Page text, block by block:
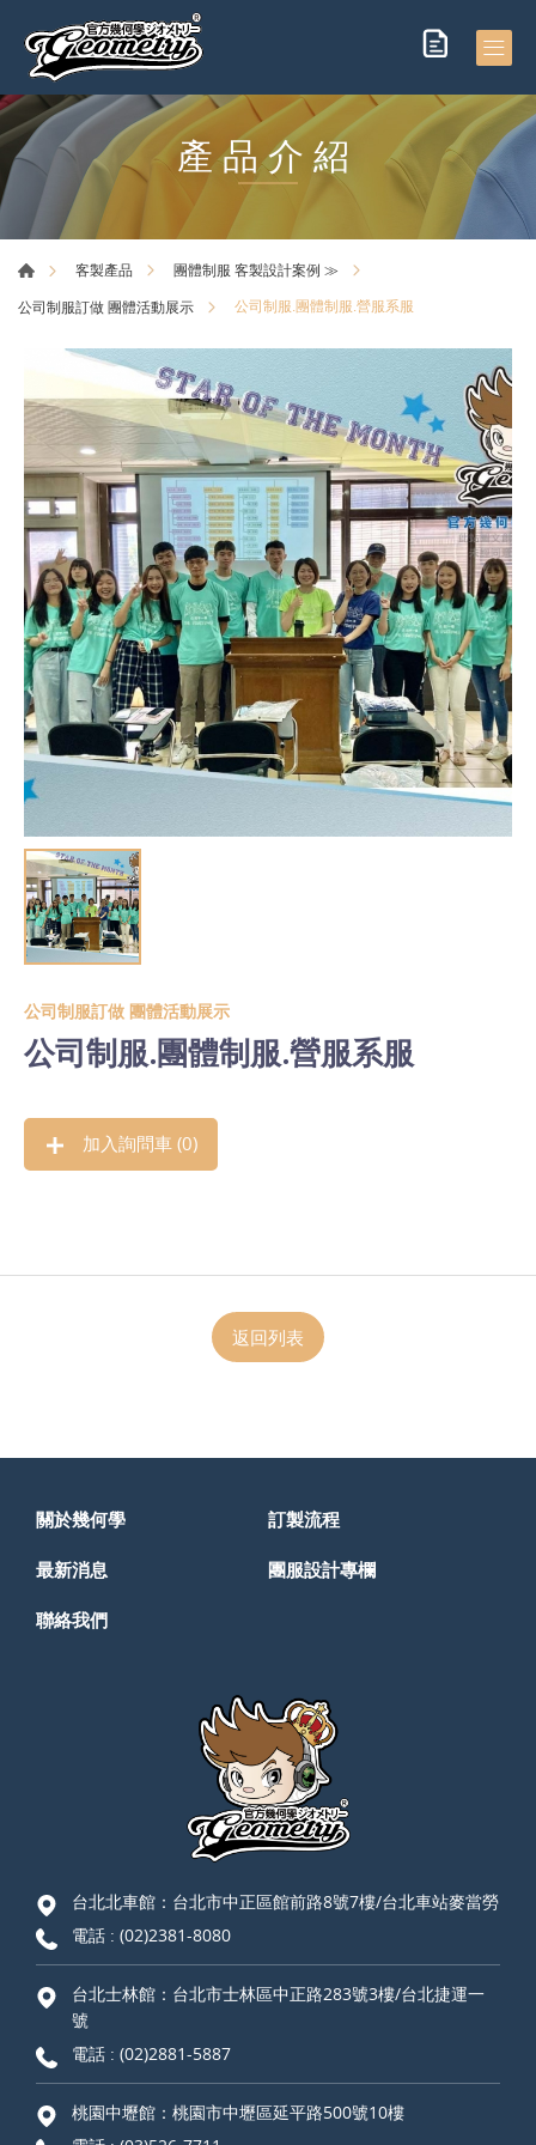
產品介紹
客製產品
團體制服 客製設計案例 ≫
公司制服訂做 團體活動展示
公司制服.團體制服.營服系服
公司制服訂做 團體活動展示
公司制服.團體制服.營服系服
加入詢問車 (0)
返回列表
關於幾何學 訂製流程
最新消息 團服設計專欄
聯絡我們
台北北車館：台北市中正區館前路8號7樓/台北車站麥當勞
電話 : (02)2381-8080
台北士林館：台北市士林區中正路283號3樓/台北捷運一
號
電話 : (02)2881-5887
桃園中壢館：桃園市中壢區延平路500號10樓